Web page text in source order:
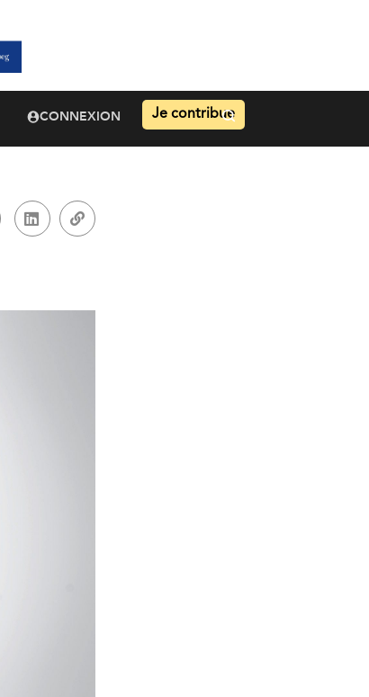
CONNEXION Je contribue